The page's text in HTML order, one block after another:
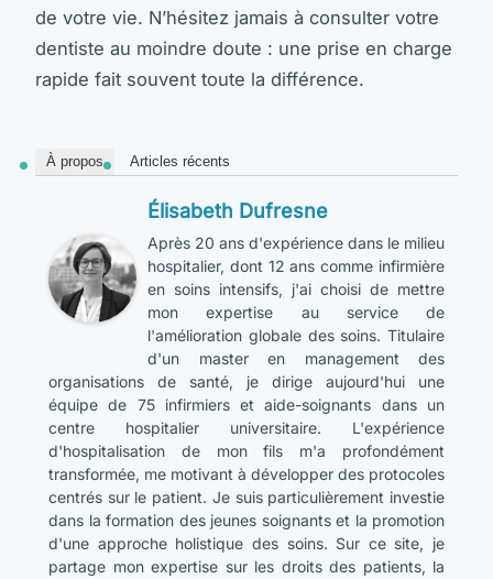
de votre vie. N’hésitez jamais à consulter votre
dentiste au moindre doute : une prise en charge
rapide fait souvent toute la différence.
À propos Articles récents
Élisabeth Dufresne
Après 20 ans d'expérience dans le milieu
hospitalier, dont 12 ans comme infirmière
en soins intensifs, j'ai choisi de mettre
mon expertise au service de
l'amélioration globale des soins. Titulaire
d'un master en management des
organisations de santé, je dirige aujourd'hui une
équipe de 75 infirmiers et aide-soignants dans un
centre hospitalier universitaire. L'expérience
d'hospitalisation de mon fils m'a profondément
transformée, me motivant à développer des protocoles
centrés sur le patient. Je suis particulièrement investie
dans la formation des jeunes soignants et la promotion
d'une approche holistique des soins. Sur ce site, je
partage mon expertise sur les droits des patients, la